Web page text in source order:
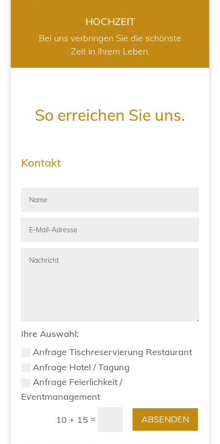
HOCHZEIT
Bei uns verbringen Sie die schönste
Zeit in Ihrem Leben.
So erreichen Sie uns.
Kontakt
Ihre Auswahl:
Anfrage Tischreservierung Restaurant
Anfrage Hotel / Tagung
Anfrage Feierlichkeit /
Eventmanagement
10 + 15 = ABSENDEN